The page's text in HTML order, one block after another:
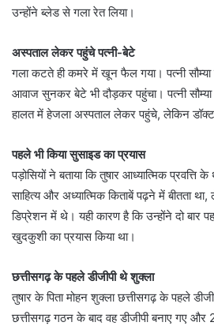
उन्होंने ब्लेड से गला रेत लिया।
अस्पताल लेकर पहुंचे पत्नी-बेटे
गला कटते ही कमरे में खून फैल गया। पत्नी
आवाज सुनकर बेटे भी दौड़कर पहुंचा। पत्नी
हालत में हेजला अस्पताल लेकर पहुंचे, लेकिन
पहले भी किया सुसाइड का प्रयास
पड़ोसियों ने बताया कि तुषार आध्यात्मिक
साहित्य और अध्यात्मिक किताबें पढ़ने में बीतता
डिप्रेशन में थे। यही कारण है कि उन्होंने दो बार
खुदकुशी का प्रयास किया था।
छत्तीसगढ़ के पहले डीजीपी थे शुक्ला
तुषार के पिता मोहन शुक्ला छत्तीसगढ़ के पहले
छत्तीसगढ़ गठन के बाद वह डीजीपी बनाए गए और